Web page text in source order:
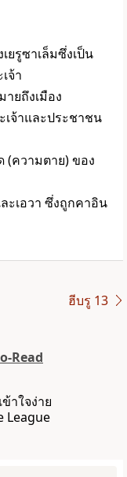
ยรูซาเล็มซึ่งเป็น
จ้า
ยถึงเมือง
เจ้าและประชาชน
(ความตาย) ของ
ะเอวา ซึ่งถูกคาอิน
ฮีบรู 13
Read
าใจง่าย
League